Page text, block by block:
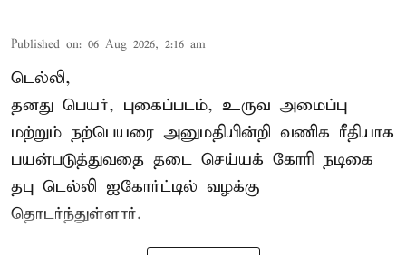
Published on: 06 Aug 2026, 2:16 am
டெல்லி,
தனது பெயர், புகைப்படம், உருவ அமைப்பு
மற்றும் நற்பெயரை அனுமதியின்றி வணிக ரீதியாக
பயன்படுத்துவதை தடை செய்யக் கோரி நடிகை
தபு டெல்லி ஐகோர்ட்டில் வழக்கு
தொடர்ந்துள்ளார்.